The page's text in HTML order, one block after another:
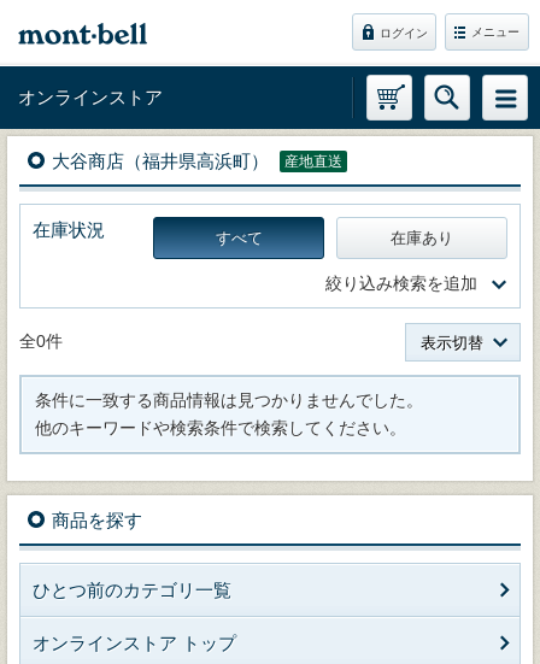
ログイン メニュー
オンラインストア
大谷商店（福井県高浜町） 産地直送
在庫状況 すべて 在庫あり
絞り込み検索を追加
全0件 表示切替
条件に一致する商品情報は見つかりませんでした。
他のキーワードや検索条件で検索してください。
商品を探す
ひとつ前のカテゴリ一覧
オンラインストア トップ